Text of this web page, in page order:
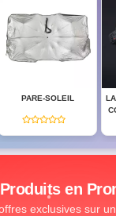
PARE-SOLEIL
(0)
Produits en
exclusives sur